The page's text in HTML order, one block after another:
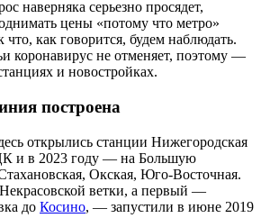
наверняка серьезно просядет,
цены «потому что метро»
как говорится, будем наблюдать.
коронавирус не отменяет, поэтому —
и новостройках.
построена
открылись станции Нижегородская
и в 2023 году — на Большую
Окская, Юго-Восточная.
ветки, а первый —
до Косино, — запустили в июне 2019